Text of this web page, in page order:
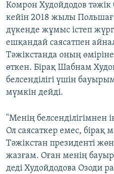
Комрон Худойдодов
кейін 2018 жылы
дүкенде жұмыс істеп
ешқандай саясатпен
Тәжікстанда оның
өткен. Бірақ Шабнам
белсенділігі үшін
мүмкін дейді.
"Менің белсенділігімнен
Ол саясаткер емес, бірақ
Тәжікстан президенті
жазғам. Оған менің
деді Худойдодова Озоди